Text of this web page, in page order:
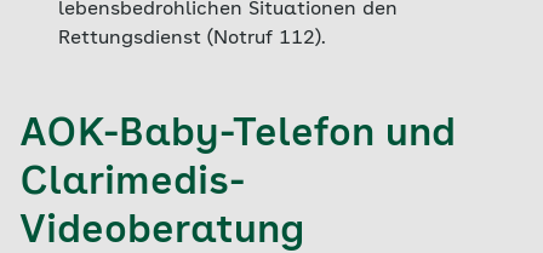
lebensbedrohlichen Situationen den
Rettungsdienst (Notruf 112).
AOK-Baby-Telefon und
Clarimedis-
Videoberatung